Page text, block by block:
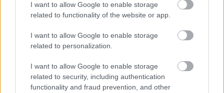
I want to allow Google to enable storage
related to functionality of the website or app.
I want to allow Google to enable storage
related to personalization.
I want to allow Google to enable storage
related to security, including authentication
functionality and fraud prevention, and other
a ManUtdFanatics.hu működését!
Kapcsolódó hírek